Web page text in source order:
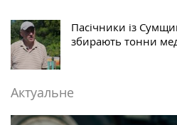
Пасічники із
збирають тонни
Актуальне